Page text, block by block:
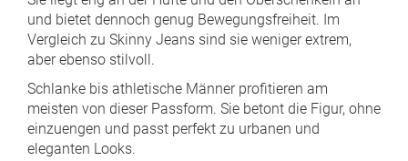
und bietet dennoch genug Bewegungsfreiheit. Im
Vergleich zu Skinny Jeans sind sie weniger extrem,
aber ebenso stilvoll.
Schlanke bis athletische Männer profitieren am
meisten von dieser Passform. Sie betont die Figur, ohne
einzuengen und passt perfekt zu urbanen und
eleganten Looks.